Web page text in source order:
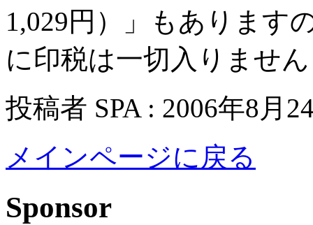
1,029円）」もあります
に印税は一切入りませ
投稿者 SPA : 2006年8月
メインページに戻る
Sponsor